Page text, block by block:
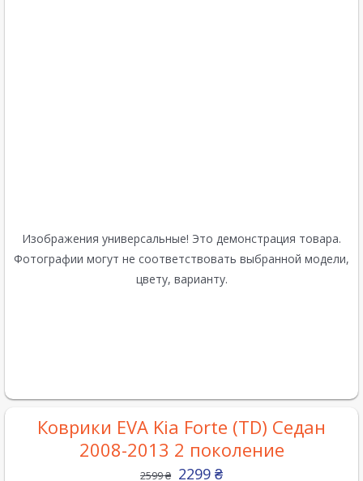
Изображения универсальные! Это демонстрация товара.
Фотографии могут не соответствовать выбранной модели,
цвету, варианту.
Коврики EVA Kia Forte (TD) Седан
2008-2013 2 поколение
2599₴ 2299 ₴